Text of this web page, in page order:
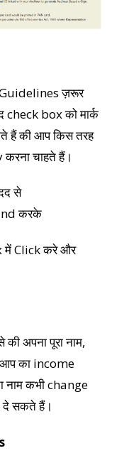
ज़रूर
check box को मार्क
हैं की आप किस तरह
चाहते हैं।
से
करके
में Click करे और
अपना पूरा नाम,
आप का income
नाम कभी change
दे सकते हैं।